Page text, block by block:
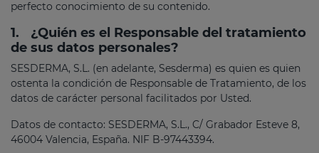
perfecto conocimiento de su contenido.
1.
¿Quién es el Responsable del tratamiento
de sus datos personales?
SESDERMA, S.L. (en adelante, Sesderma) es quien es quien
ostenta la condición de Responsable de Tratamiento, de los
datos de carácter personal facilitados por Usted.
Datos de contacto: SESDERMA, S.L., C/ Grabador Esteve 8,
46004 Valencia, España. NIF B-97443394.